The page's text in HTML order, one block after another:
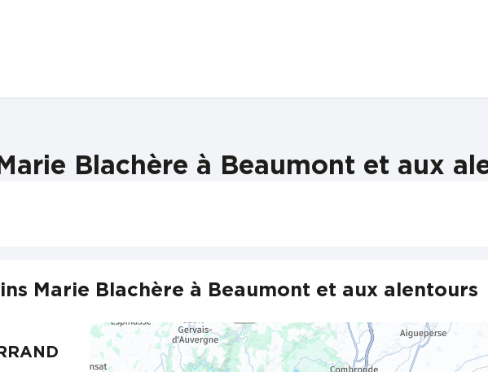
Blachère à Beaumont et aux
Marie Blachère à Beaumont et aux alentours